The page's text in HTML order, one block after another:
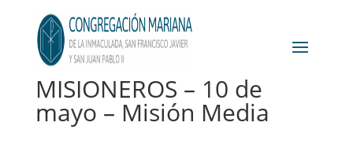
MISIONEROS – 10 de
mayo – Misión Media